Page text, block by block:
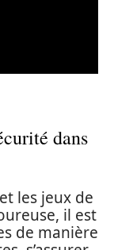
dans
les jeux de
il est
de manière